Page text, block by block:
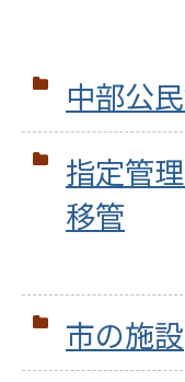
中部公
指定管
移管
市の施設